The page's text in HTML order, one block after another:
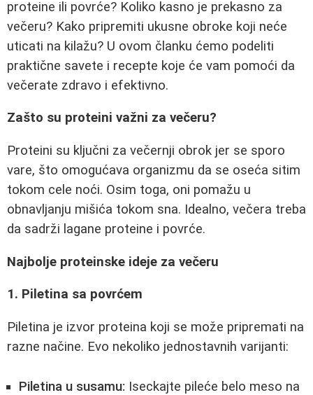
proteine ili povrće? Koliko kasno je prekasno za
večeru? Kako pripremiti ukusne obroke koji neće
uticati na kilažu? U ovom članku ćemo podeliti
praktične savete i recepte koje će vam pomoći da
večerate zdravo i efektivno.
Zašto su proteini važni za večeru?
Proteini su ključni za večernji obrok jer se sporo
vare, što omogućava organizmu da se oseća sitim
tokom cele noći. Osim toga, oni pomažu u
obnavljanju mišića tokom sna. Idealno, večera treba
da sadrži lagane proteine i povrće.
Najbolje proteinske ideje za večeru
1. Piletina sa povrćem
Piletina je izvor proteina koji se može pripremati na
razne načine. Evo nekoliko jednostavnih varijanti:
Piletina u susamu: Iseckajte pileće belo meso na